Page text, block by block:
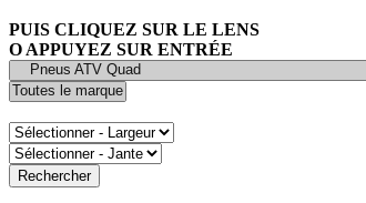
PUIS CLIQUEZ SUR LE LENS
O APPUYEZ SUR ENTRÉE